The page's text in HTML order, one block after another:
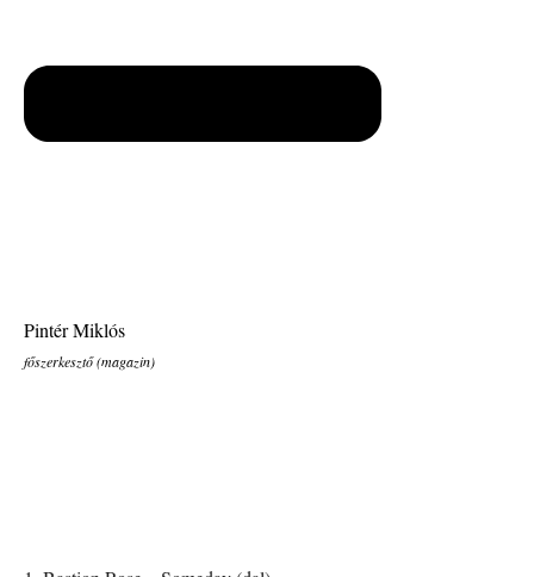
Pintér Miklós
főszerkesztő (magazin)